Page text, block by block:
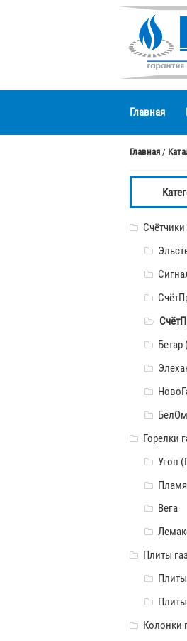
Перейти
навигации
Перейти
Главная
Главная /
Горелки
Угоп
Пламя
Вега
Плиты
Колонки